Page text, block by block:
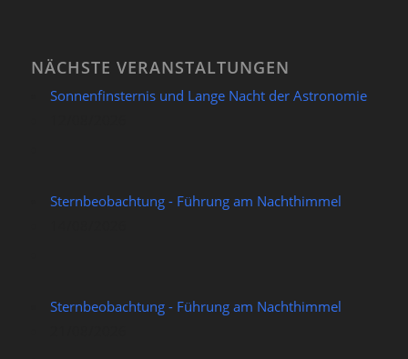
NÄCHSTE VERANSTALTUNGEN
Sonnenfinsternis und Lange Nacht der Astronomie
Sternbeobachtung - Führung am Nachthimmel
Sternbeobachtung - Führung am Nachthimmel